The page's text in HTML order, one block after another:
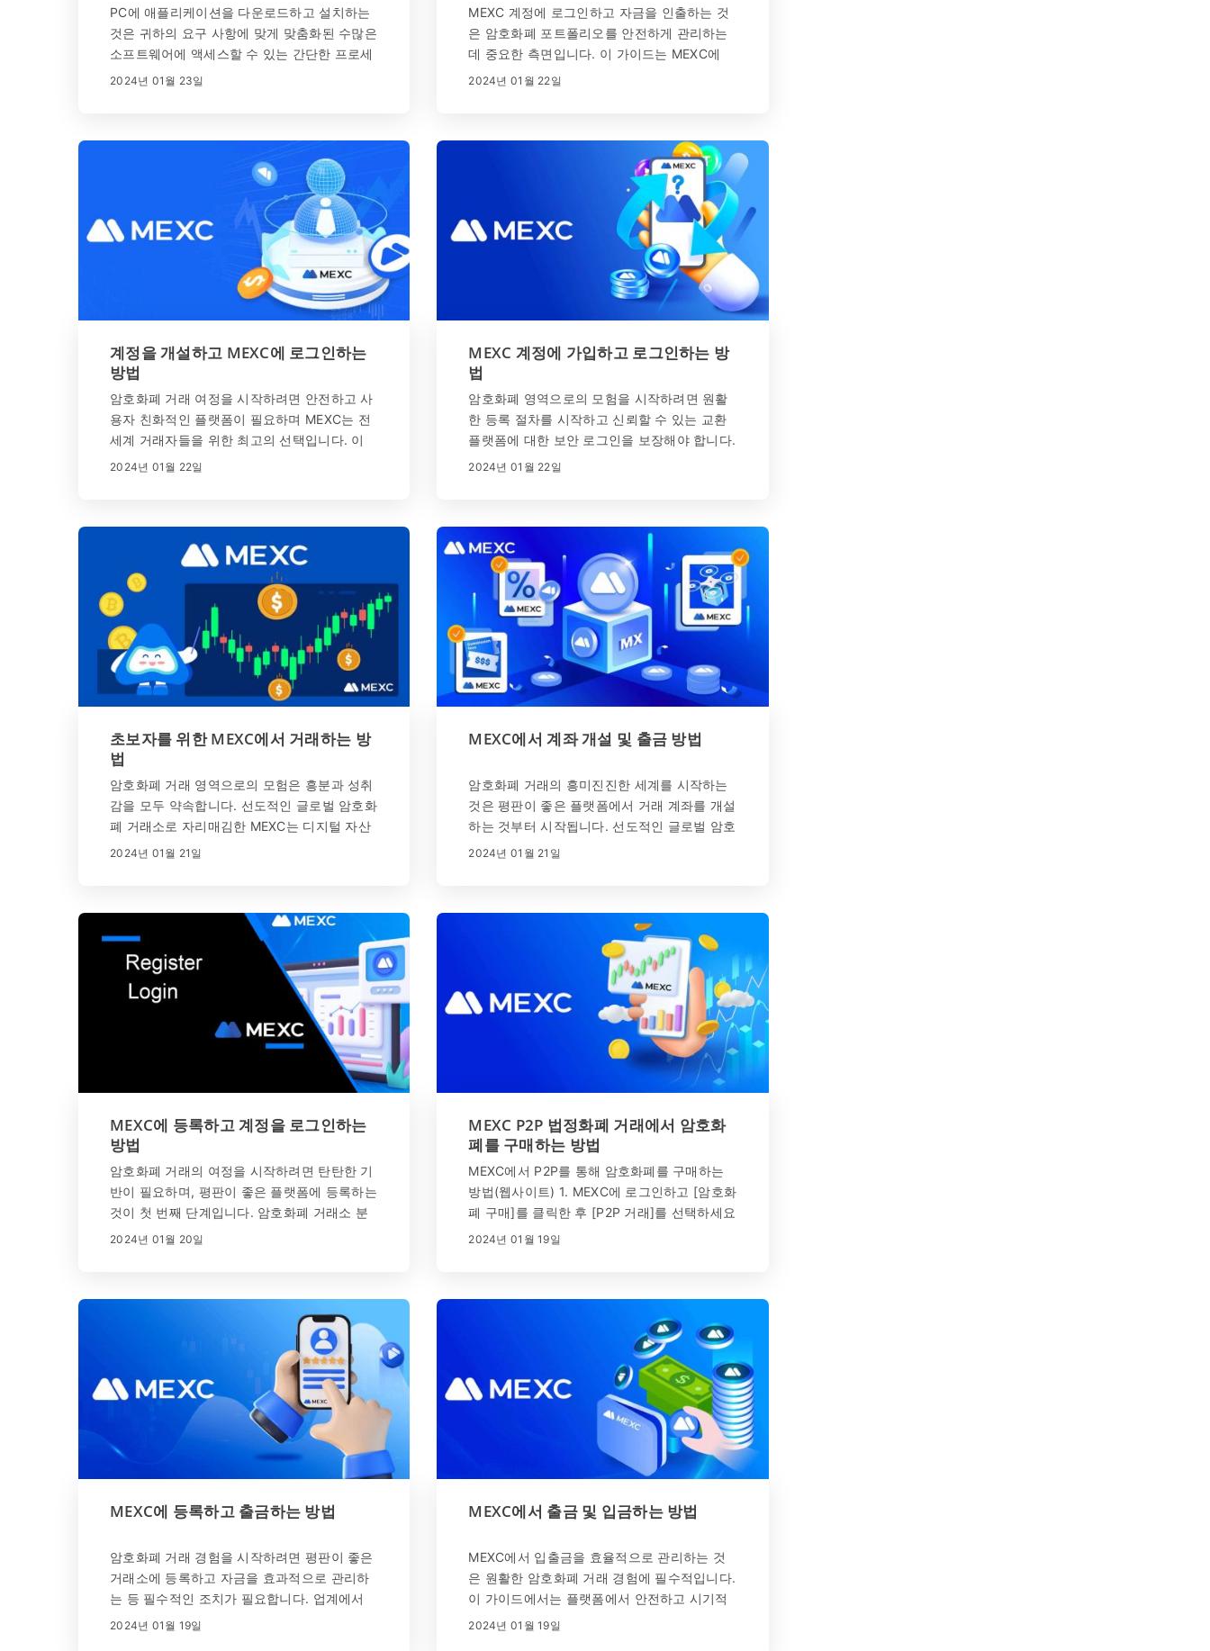
PC에 애플리케이션을 다운로드하고 설치하는
것은 귀하의 요구 사항에 맞게 맞춤화된 수많은
소프트웨어에 액세스할 수 있는 간단한 프로세
스입니다. 생산성 도구, 엔터테인먼트 앱, 유틸
2024년 01월 23일
MEXC 계정에 로그인하고 자금을 인출하는 것
은 암호화폐 포트폴리오를 안전하게 관리하는
데 중요한 측면입니다. 이 가이드는 MEXC에
로그인하고 출금하는 원활한 과정을 안내하여
2024년 01월 22일
계정을 개설하고 MEXC에 로그인하는
방법
암호화폐 거래 여정을 시작하려면 안전하고 사
용자 친화적인 플랫폼이 필요하며 MEXC는 전
세계 거래자들을 위한 최고의 선택입니다. 이
종합 가이드는 계좌 개설 및 MEXC 로그인 과
2024년 01월 22일
MEXC 계정에 가입하고 로그인하는 방
법
암호화폐 영역으로의 모험을 시작하려면 원활
한 등록 절차를 시작하고 신뢰할 수 있는 교환
플랫폼에 대한 보안 로그인을 보장해야 합니다.
암호화폐 거래 분야의 선두주자로 전 세계적으
정 등록 및 로그인의 중요한 단계를 안내합니
다.
2024년 01월 22일
초보자를 위한 MEXC에서 거래하는 방
법
암호화폐 거래 영역으로의 모험은 흥분과 성취
감을 모두 약속합니다. 선도적인 글로벌 암호화
폐 거래소로 자리매김한 MEXC는 디지털 자산
거래의 역동적인 영역을 탐구하고자 하는 초보
고 원활한 온보딩 프로세스를 보장하기 위한 자
세한 단계별 지침을 제공하도록 제작되었습니
다.
2024년 01월 21일
MEXC에서 계좌 개설 및 출금 방법
암호화폐 거래의 흥미진진한 세계를 시작하는
것은 평판이 좋은 플랫폼에서 거래 계좌를 개설
하는 것부터 시작됩니다. 선도적인 글로벌 암호
화폐 거래소인 MEXC는 트레이더를 위한 강력
2024년 01월 21일
MEXC에 등록하고 계정을 로그인하는
방법
암호화폐 거래의 여정을 시작하려면 탄탄한 기
반이 필요하며, 평판이 좋은 플랫폼에 등록하는
것이 첫 번째 단계입니다. 암호화폐 거래소 분
야의 글로벌 리더인 MEXC는 모든 수준의 거래
2024년 01월 20일
MEXC P2P 법정화폐 거래에서 암호화
폐를 구매하는 방법
MEXC에서 P2P를 통해 암호화폐를 구매하는
방법(웹사이트) 1. MEXC에 로그인하고 [암호화
폐 구매]를 클릭한 후 [P2P 거래]를 선택하세요
. 2. 거래 페이지에서 거래하려는 가맹점을 선
2024년 01월 19일
MEXC에 등록하고 출금하는 방법
암호화폐 거래 경험을 시작하려면 평판이 좋은
거래소에 등록하고 자금을 효과적으로 관리하
는 등 필수적인 조치가 필요합니다. 업계에서
가장 유명한 플랫폼인 MEXC는 등록과 안전한
2024년 01월 19일
MEXC에서 출금 및 입금하는 방법
MEXC에서 입출금을 효율적으로 관리하는 것
은 원활한 암호화폐 거래 경험에 필수적입니다.
이 가이드에서는 플랫폼에서 안전하고 시기적
절한 거래를 실행하기 위한 정확한 단계를 간략
2024년 01월 19일